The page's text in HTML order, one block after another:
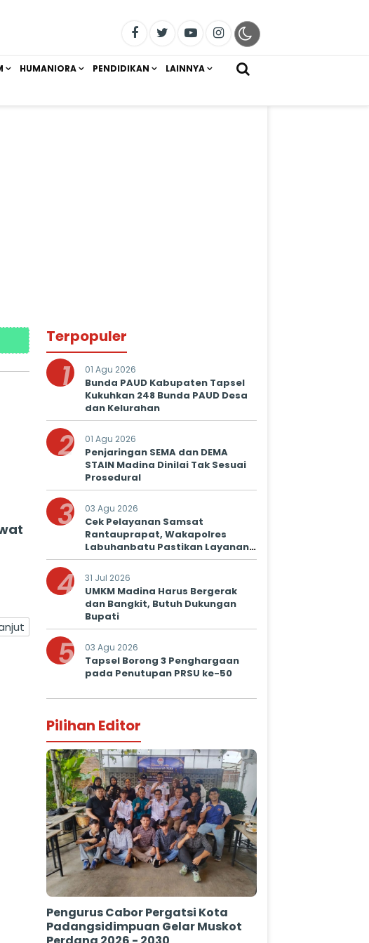
HUMANIORA PENDIDIKAN LAINNYA
Terpopuler
1 01 Agu 2026
Bunda PAUD Kabupaten Tapsel
Kukuhkan 248 Bunda PAUD Desa
dan Kelurahan
2 01 Agu 2026
Penjaringan SEMA dan DEMA
STAIN Madina Dinilai Tak Sesuai
Prosedural
3 03 Agu 2026
Cek Pelayanan Samsat
Rantauprapat, Wakapolres
Labuhanbatu Pastikan Layanan
Prima untuk Masyarakat
4 31 Jul 2026
UMKM Madina Harus Bergerak
dan Bangkit, Butuh Dukungan
Bupati
5 03 Agu 2026
Tapsel Borong 3 Penghargaan
pada Penutupan PRSU ke-50
Pilihan Editor
Pengurus Cabor Pergatsi Kota
Padangsidimpuan Gelar Muskot